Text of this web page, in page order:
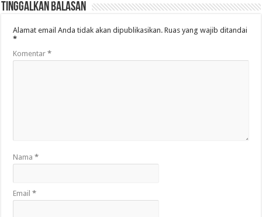
Tinggalkan Balasan
Alamat email Anda tidak akan dipublikasikan. Ruas yang wajib ditandai
*
Komentar*
Nama*
Email*